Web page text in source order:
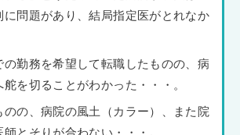
に問題があり、結局指定医がとれなか
の勤務を希望して転職したものの、病
を切ることがわかった・・・。
のの、病院の風土（カラー）、また院